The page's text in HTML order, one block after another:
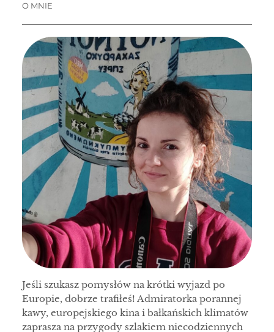
O MNIE
Jeśli szukasz pomysłów na krótki wyjazd po
Europie, dobrze trafiłeś! Admiratorka porannej
kawy, europejskiego kina i bałkańskich klimatów
zaprasza na przygody szlakiem niecodziennych